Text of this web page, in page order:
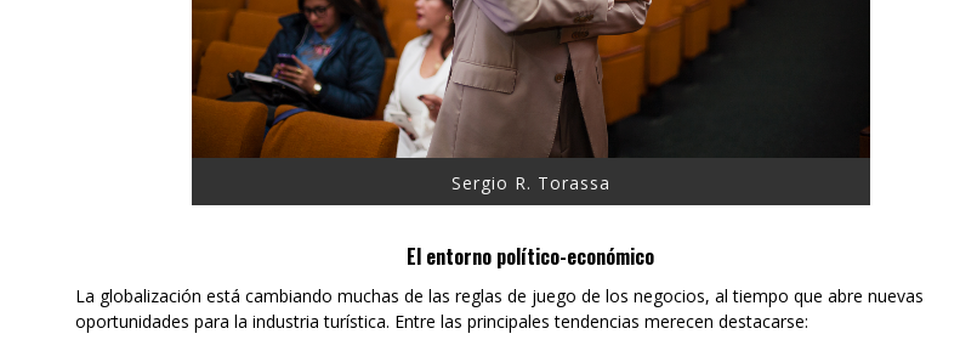
Sergio R. Torassa
El entorno político-económico
La globalización está cambiando muchas de las reglas de juego de los negocios, al tiempo que abre nuevas
oportunidades para la industria turística. Entre las principales tendencias merecen destacarse: